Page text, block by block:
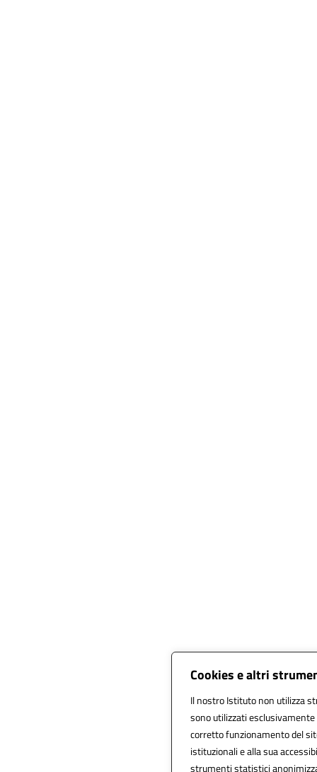
Cookies e altri
Il nostro Istituto non utilizza
sono utilizzati
corretto funzionamento del
istituzionali e alla sua
strumenti statistici